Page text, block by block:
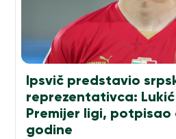
Ipsvič predstavio
reprezentativca:
Premijer ligi, potpisao
godine